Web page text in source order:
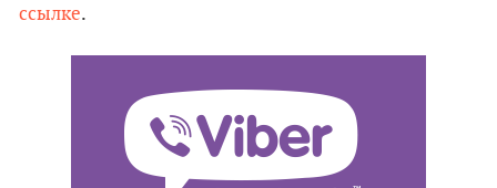
ссылке.